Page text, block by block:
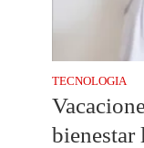
TECNOLOGIA
bienestar